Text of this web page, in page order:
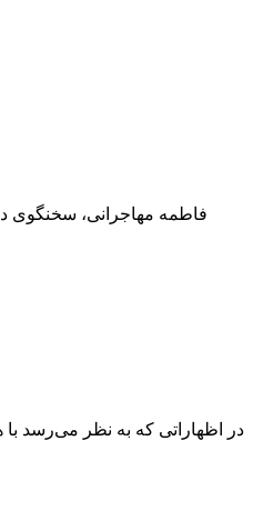
فاطمه مهاجرانی، سخنگوی
در اظهاراتی که به نظر می‌رسد